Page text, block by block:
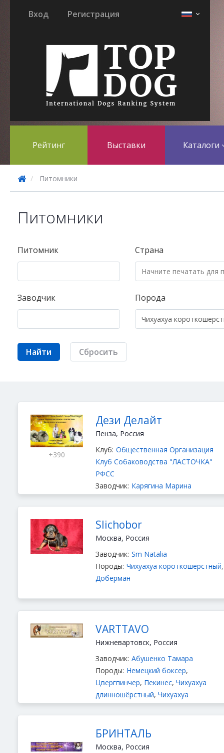
Вход Регистрация
Рейтинг Выставки Каталоги
Питомники
Питомники
Питомник Страна
Заводчик Порода
Найти Сбросить
+390
Дези Делайт
Пенза, Россия
Клуб: Общественная Организация
Клуб Собаководства "ЛАСТОЧКА"
РФСС
Заводчик: Карягина Марина
длинношёрстный,Йоркширский
терьер,Пекинес
короткошерстный
Slichobor
Москва, Россия
Заводчик: Sm Natalia
Породы: Чихуахуа короткошерстный,
Доберман
VARTTAVO
Нижневартовск, Россия
Заводчик: Абушенко Тамара
Породы: Немецкий боксер,
Цвергпинчер, Пекинес, Чихуахуа
длинношёрстный, Чихуахуа
БРИНТАЛЬ
Москва, Россия